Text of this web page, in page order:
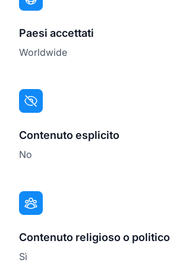
Paesi accettati
Worldwide
Contenuto esplicito
No
Contenuto religioso o politico
Sì